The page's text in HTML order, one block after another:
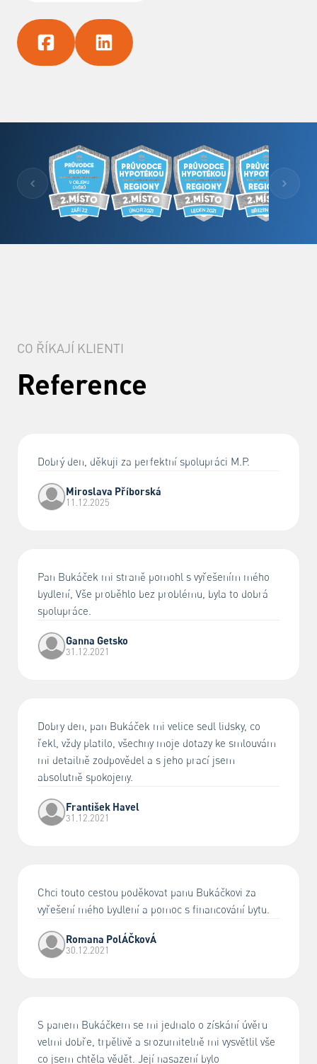
CO ŘÍKAJÍ KLIENTI
Reference
Dobrý den, děkuji za perfektní spolupráci M.P.
Miroslava Příborská
11.12.2025
Pan Bukáček mi straně pomohl s vyřešením mého
bydlení, Vše proběhlo bez problému, byla to dobrá
spolupráce.
Ganna Getsko
31.12.2021
Dobry den, pan Bukáček mi velice sedl lidsky, co
řekl, vždy platilo, všechny moje dotazy ke smlouvám
mi detailně zodpovědel a s jeho prací jsem
absolutně spokojeny.
František Havel
31.12.2021
Chci touto cestou poděkovat panu Bukáčkovi za
vyřešení mého bydlení a pomoc s financování bytu.
Romana PolÁČkovÁ
30.12.2021
S panem Bukáčkem se mi jednalo o získání úvěru
velmi dobře, trpělivě a srozumitelně mi vysvětlil vše
co jsem chtěla vědět. Její nasazení bylo